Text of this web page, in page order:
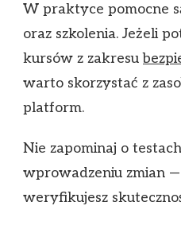
W praktyce pomocne
oraz szkolenia. Jeżeli
kursów z zakresu
warto skorzystać z
platform.
Nie zapominaj o
wprowadzeniu zmian
weryfikujesz